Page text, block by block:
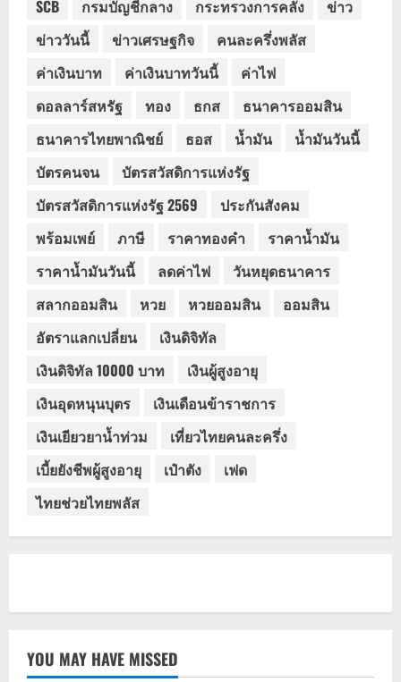
SCB กรมบัญชีกลาง กระทรวงการคลัง
ข่าว
ข่าววันนี้
ข่าวเศรษฐกิจ
คนละครึ่งพลัส
ค่าเงินบาท
ค่าเงินบาทวันนี้
ค่าไฟ
ดอลลาร์สหรัฐ
ทอง ธกส
ธนาคารออมสิน
ธนาคารไทยพาณิชย์
ธอส น้ำมัน
น้ำมันวันนี้
บัตรคนจน
บัตรสวัสดิการแห่งรัฐ
บัตรสวัสดิการแห่งรัฐ 2569
ประกันสังคม
พร้อมเพย์
ภาษี ราคาทองคำ
ราคาน้ำมัน
ราคาน้ำมันวันนี้
ลดค่าไฟ
วันหยุดธนาคาร
สลากออมสิน
หวย หวยออมสิน
ออมสิน
อัตราแลกเปลี่ยน
เงินดิจิทัล
เงินดิจิทัล 10000 บาท
เงินผู้สูงอายุ
เงินอุดหนุนบุตร
เงินเดือนข้าราชการ
เงินเยียวยาน้ำท่วม
เที่ยวไทยคนละครึ่ง
เบี้ยยังชีพผู้สูงอายุ
เป๋าตัง
เฟด
ไทยช่วยไทยพลัส
YOU MAY HAVE MISSED